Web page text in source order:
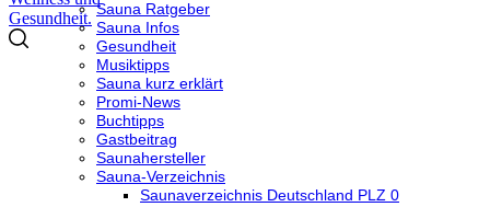
Sauna Ratgeber
Sauna Infos
Gesundheit
Musiktipps
Sauna kurz erklärt
Promi-News
Buchtipps
Gastbeitrag
Saunahersteller
Sauna-Verzeichnis
Saunaverzeichnis Deutschland PLZ 0